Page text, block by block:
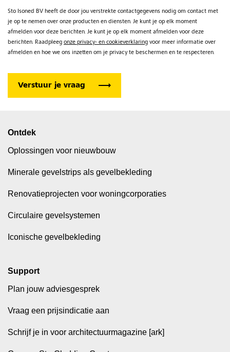
Sto Isoned BV heeft de door jou verstrekte contactgegevens nodig om contact met
je op te nemen over onze producten en diensten. Je kunt je op elk moment
afmelden voor deze berichten. Je kunt je op elk moment afmelden voor deze
berichten. Raadpleeg onze privacy- en cookieverklaring voor meer informatie over
afmelden en hoe we ons inzetten om je privacy te beschermen en te respecteren.
Ontdek
Oplossingen voor nieuwbouw
Minerale gevelstrips als gevelbekleding
Renovatieprojecten voor woningcorporaties
Circulaire gevelsystemen
Iconische gevelbekleding
Support
Plan jouw adviesgesprek
Vraag een prijsindicatie aan
Schrijf je in voor architectuurmagazine [ark]